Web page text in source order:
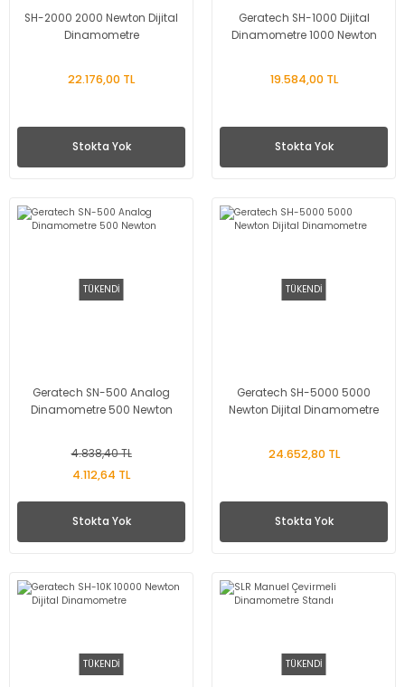
SH-2000 2000 Newton Dijital
Dinamometre
22.176,00 TL
Stokta Yok
Geratech SH-1000 Dijital
Dinamometre 1000 Newton
19.584,00 TL
Stokta Yok
TÜKENDİ
Geratech SN-500 Analog
Dinamometre 500 Newton
4.838,40 TL
4.112,64 TL
Stokta Yok
TÜKENDİ
Geratech SH-5000 5000
Newton Dijital Dinamometre
24.652,80 TL
Stokta Yok
TÜKENDİ TÜKENDİ